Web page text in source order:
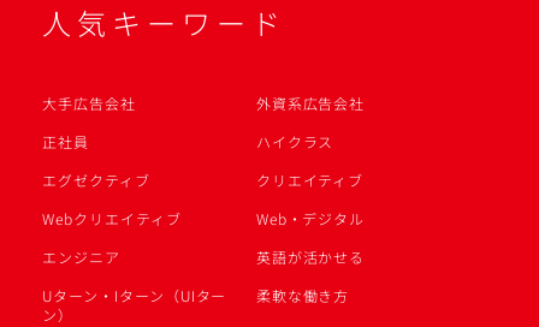
人気キーワード
大手広告会社
外資系広告会社
正社員
ハイクラス
エグゼクティブ
クリエイティブ
Webクリエイティブ
Web・デジタル
エンジニア
英語が活かせる
Uターン・Iターン（UIター
ン）
柔軟な働き方